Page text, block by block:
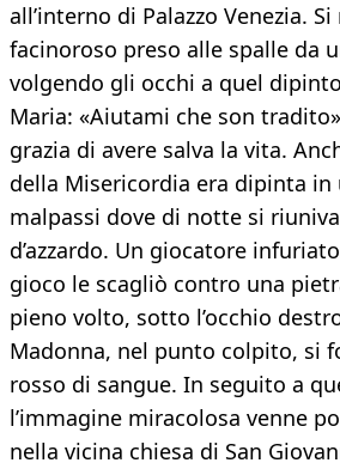
all’interno di Palazzo Venezia.
facinoroso preso alle spalle da
volgendo gli occhi a quel
Maria: «Aiutami che son
grazia di avere salva la vita.
della Misericordia era dipinta
malpassi dove di notte si
d’azzardo. Un giocatore
gioco le scagliò contro una
pieno volto, sotto l’occhio
Madonna, nel punto colpito, si
rosso di sangue. In seguito a
l’immagine miracolosa venne
nella vicina chiesa di San